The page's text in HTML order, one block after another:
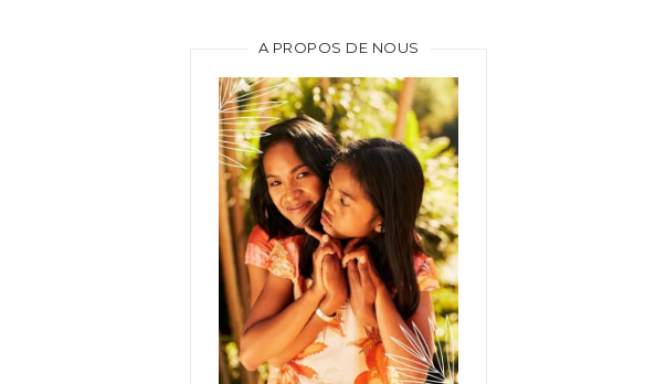
A PROPOS DE NOUS